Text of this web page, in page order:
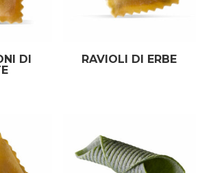
DI
RAVIOLI DI ERBE